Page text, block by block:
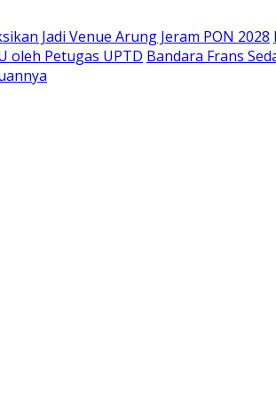
Jadi Venue Arung Jeram PON 2028
oleh Petugas UPTD Bandara Frans